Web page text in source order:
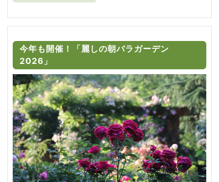
今年も開催！「麗しの朝バラガーデン
2026」